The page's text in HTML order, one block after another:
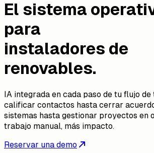
El sistema
para
instaladores de
renovables.
IA integrada en cada paso de tu flujo
calificar contactos hasta cerrar
sistemas hasta gestionar proyectos en
trabajo manual, más impacto.
Reservar una demo